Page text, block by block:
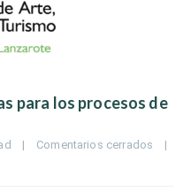
para los procesos de
| Comentarios cerrados
|